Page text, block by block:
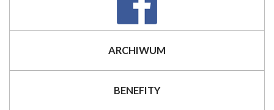
ARCHIWUM
BENEFITY